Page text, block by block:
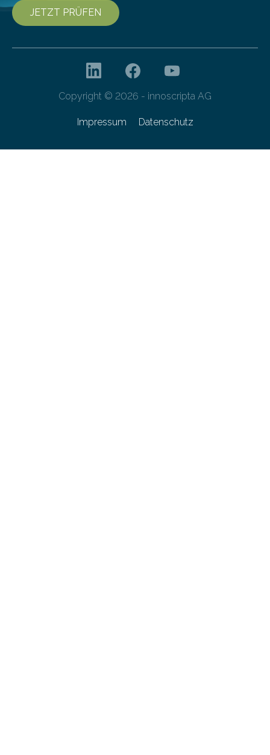
JETZT PRÜFEN
Copyright © 2026 - innoscripta AG
Impressum Datenschutz